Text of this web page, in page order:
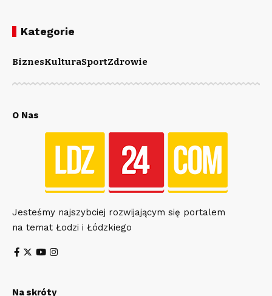
Kategorie
BiznesKulturaSportZdrowie
O Nas
Jesteśmy najszybciej rozwijającym się portalem
na temat Łodzi i Łódzkiego
Na skróty